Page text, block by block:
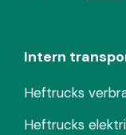
Intern
Heftrucks
Heftrucks